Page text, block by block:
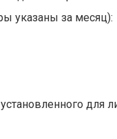
указаны за месяц):
для